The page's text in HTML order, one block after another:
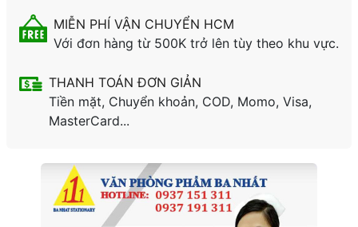
MIỄN PHÍ VẬN CHUYỂN HCM
Với đơn hàng từ 500K trở lên tùy theo khu vực.
THANH TOÁN ĐƠN GIẢN
Tiền mặt, Chuyển khoản, COD, Momo, Visa,
MasterCard...